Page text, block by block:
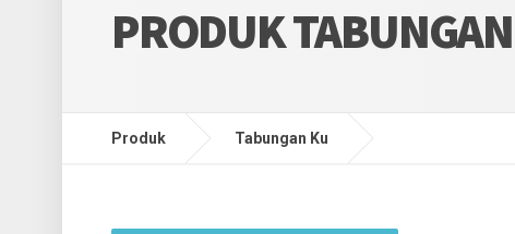
PRODUK TABUNGAN
Produk Tabungan Ku